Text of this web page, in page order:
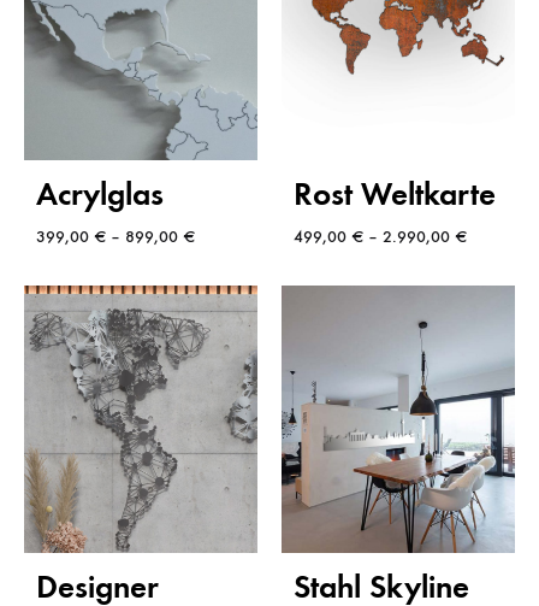
Acrylglas
399,00 € – 899,00 €
Rost Weltkarte
499,00 € – 2.990,00 €
Designer
Stahl Skyline